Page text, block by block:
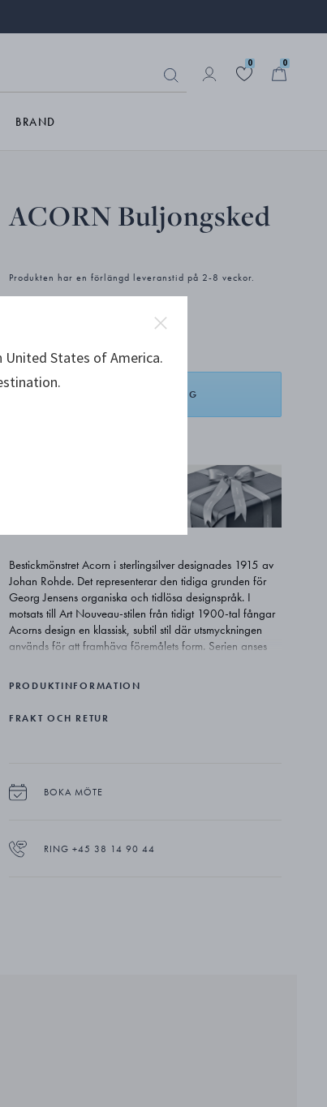
0 0
BRAND
ACORN Buljongsked
Produkten har en förlängd leveranstid på 2-8 veckor.
LÄGG I VARUKORG
Bestickmönstret Acorn i sterlingsilver designades 1915 av
Johan Rohde. Det representerar den tidiga grunden för
Georg Jensens organiska och tidlösa designspråk. I
motsats till Art Nouveau-stilen från tidigt 1900-tal fångar
Acorns design en klassisk, subtil stil där utsmyckningen
används för att framhäva föremålets form. Serien anses
Acorn av hela 220 olika delar. Dagens sortiment
Georg Jensens mest exklusiva silverbestick.
PRODUKTINFORMATION
FRAKT OCH RETUR
BOKA MÖTE
RING +45 38 14 90 44
States of America.